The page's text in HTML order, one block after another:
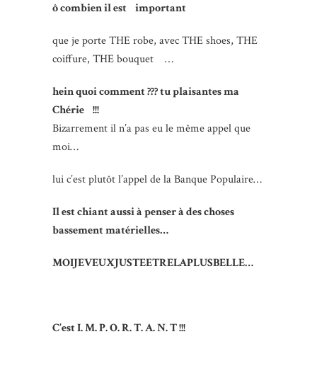
ô combien il est important
que je porte THE robe, avec THE shoes, THE
coiffure, THE bouquet …
hein quoi comment ??? tu plaisantes ma
Chérie !!!
Bizarrement il n’a pas eu le même appel que
moi…
lui c’est plutôt l’appel de la Banque Populaire…
Il est chiant aussi à penser à des choses
bassement matérielles…
MOIJEVEUXJUSTEETRELAPLUSBELLE…
C’est I. M. P. O. R. T. A. N. T !!!